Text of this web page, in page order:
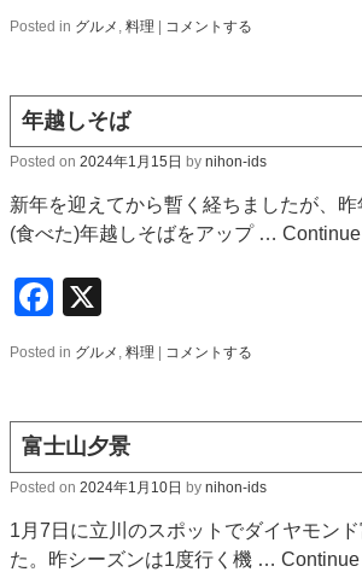
Posted in グルメ , 料理 コメントする
年越しそば
Posted on 2024年1月15日 by nihon-ids
新年を迎えてから暫く経ちましたが、
(食べた)年越しそばをアップ …
Facebook
Posted in グルメ , 料理 コメントする
富士山夕景
Posted on 2024年1月10日 by nihon-ids
1月7日に立川のスポットでダイヤモン
た。昨シーズンは1度行く機 …